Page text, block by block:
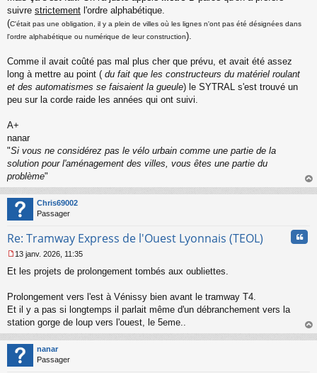
s
s
g
n
o
n
u
suivre strictement l'ordre alphabétique.
(C'était pas une obligation, il y a plein de villes où les lignes n'ont pas été désignées dans
l'ordre alphabétique ou numérique de leur construction).
Comme il avait coûté pas mal plus cher que prévu, et avait été assez
long à mettre au point ( du fait que les constructeurs du matériel roulant
et des automatismes se faisaient la gueule) le SYTRAL s'est trouvé un
peu sur la corde raide les années qui ont suivi.
A+
nanar
"Si vous ne considérez pas le vélo urbain comme une partie de la
solution pour l'aménagement des villes, vous êtes une partie du
problème"
au
Chris69002
Passager
Re: Tramway Express de l'Ouest Lyonnais (TEOL)
e
s
g
e
n
o
n
l
13 janv. 2026, 11:35
Et les projets de prolongement tombés aux oubliettes.
Prolongement vers l'est à Vénissy bien avant le tramway T4.
Et il y a pas si longtemps il parlait même d'un débranchement vers la
station gorge de loup vers l'ouest, le 5eme..
au
nanar
Passager